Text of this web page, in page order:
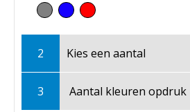
2 Kies een aantal
3 Aantal kleuren opdruk